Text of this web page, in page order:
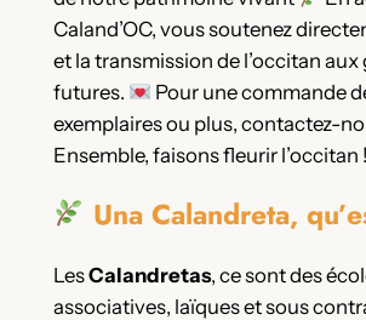
Caland’OC, vous soutenez
et la transmission de l’occitan
futures.
Pour une commande
exemplaires ou plus, contactez-
Ensemble, faisons fleurir l’occitan !
Una Calandreta,
LesCalandretas, ce sont des
associatives, laïques et sous